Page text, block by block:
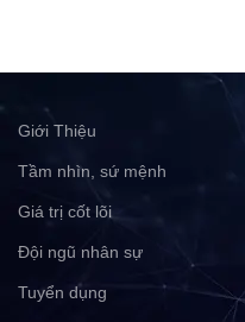
Giới Thiệu
Tầm nhìn, sứ mệnh
Giá trị cốt lõi
Đội ngũ nhân sự
Tuyển dụng